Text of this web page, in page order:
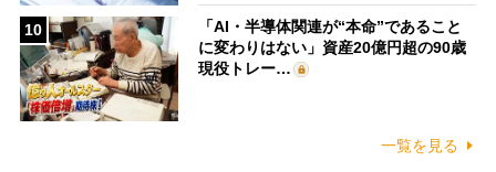
10
「AI・半導体関連が“本命”であること
に変わりはない」資産20億円超の90歳
現役トレー…
一覧を見る